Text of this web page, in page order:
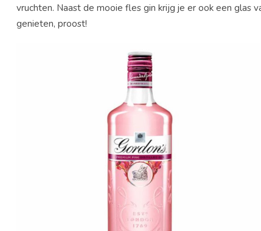
vruchten. Naast de mooie fles gin krijg je er ook een glas
genieten, proost!